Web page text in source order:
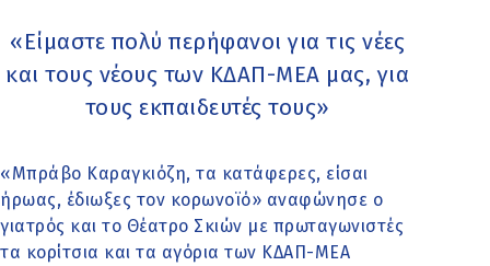
«Είμαστε πολύ περήφανοι για τις νέες
και τους νέους των ΚΔΑΠ-ΜΕΑ μας, για
τους εκπαιδευτές τους»
«Μπράβο Καραγκιόζη, τα κατάφερες, είσαι
ήρωας, έδιωξες τον κορωνοϊό» αναφώνησε ο
γιατρός και το Θέατρο Σκιών με πρωταγωνιστές
τα κορίτσια και τα αγόρια των ΚΔΑΠ-ΜΕΑ